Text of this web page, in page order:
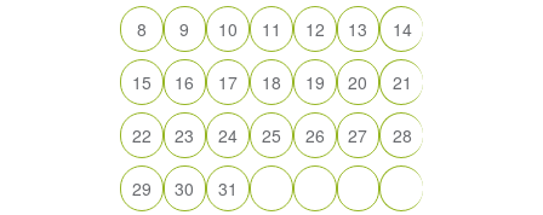
8 9 10 11 12 13 14
15 16 17 18 19 20 21
22 23 24 25 26 27 28
29 30 31